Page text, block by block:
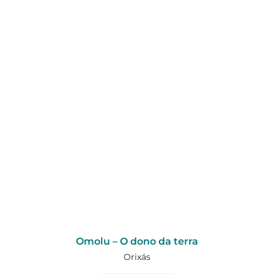
Omolu – O dono da terra
Orixás